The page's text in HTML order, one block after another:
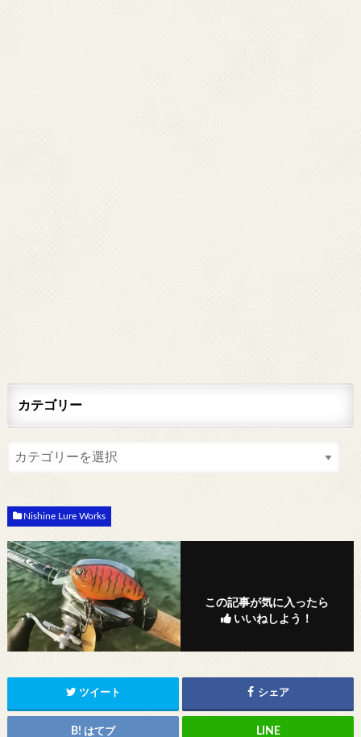
カテゴリー
Nishine Lure Works
この記事が気に入ったら
いいねしよう！
ツイート シェア
はてブ